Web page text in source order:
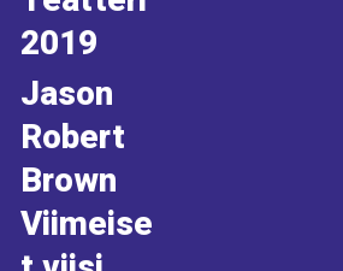
2019
Jason
Robert
Brown
Viimeise